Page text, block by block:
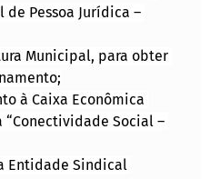
de Pessoa Jurídica –
Municipal, para obter
à Caixa Econômica
“Conectividade Social –
Entidade Sindical